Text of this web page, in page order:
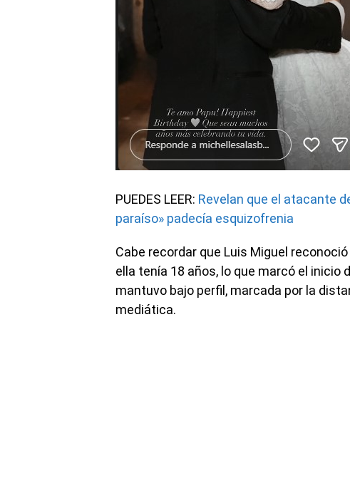
PUEDES LEER: Revelan que el atacante
paraíso» padecía esquizofrenia
Cabe recordar que Luis Miguel
ella tenía 18 años, lo que marcó el inicio
mantuvo bajo perfil, marcada por la
mediática.